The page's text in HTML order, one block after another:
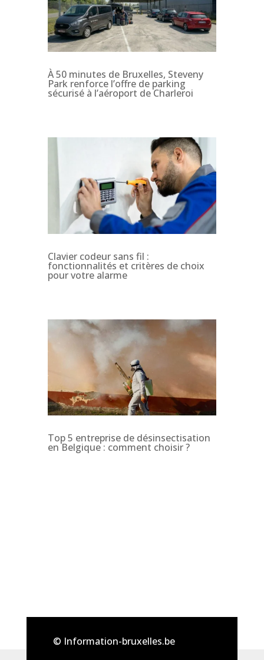
À 50 minutes de Bruxelles, Steveny
Park renforce l’offre de parking
sécurisé à l’aéroport de Charleroi
Clavier codeur sans fil :
fonctionnalités et critères de choix
pour votre alarme
Top 5 entreprise de désinsectisation
en Belgique : comment choisir ?
© Information-bruxelles.be